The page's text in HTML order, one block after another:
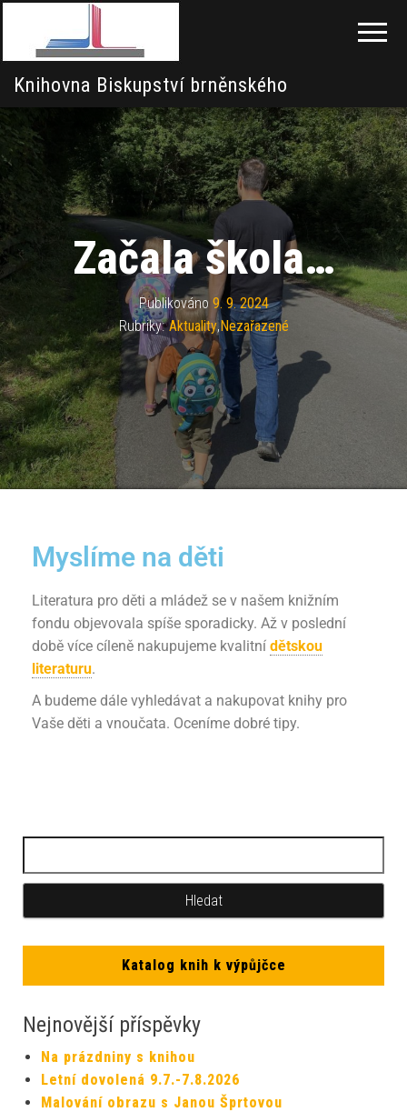
Knihovna Biskupství brněnského
Začala škola…
Publikováno 9. 9. 2024
Rubriky: Aktuality,Nezařazené
Myslíme na děti
Literatura pro děti a mládež se v našem knižním
fondu objevovala spíše sporadicky. Až v poslední
době více cíleně nakupujeme kvalitní dětskou
literaturu.
A budeme dále vyhledávat a nakupovat knihy pro
Vaše děti a vnoučata. Oceníme dobré tipy.
Katalog knih k výpůjčce
Nejnovější příspěvky
Na prázdniny s knihou
Letní dovolená 9.7.-7.8.2026
Malování obrazu s Janou Šprtovou